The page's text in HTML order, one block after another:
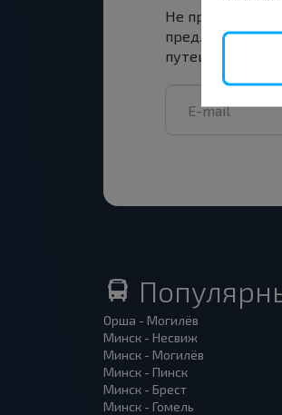
Не пропусти
предложения
путешествуй с
Орша - Могилёв
Минск - Несвиж
Минск - Могилёв
Минск - Пинск
Минск - Брест
Минск - Гомель